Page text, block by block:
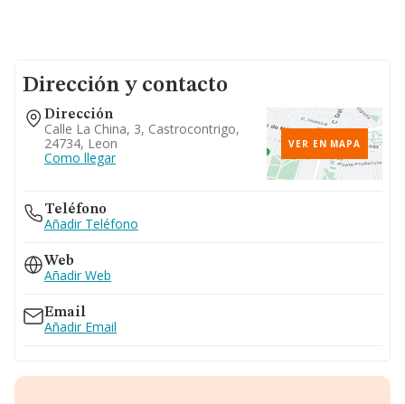
Dirección y contacto
Dirección
Calle La China, 3, Castrocontrigo,
24734, Leon
Como llegar
VER EN MAPA
Teléfono
Añadir Teléfono
Web
Añadir Web
Email
Añadir Email